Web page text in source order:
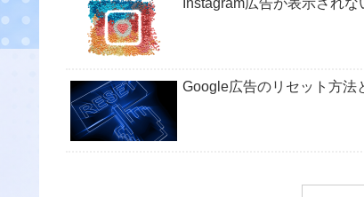
Instagram広告が表示され
Google広告のリセット方法